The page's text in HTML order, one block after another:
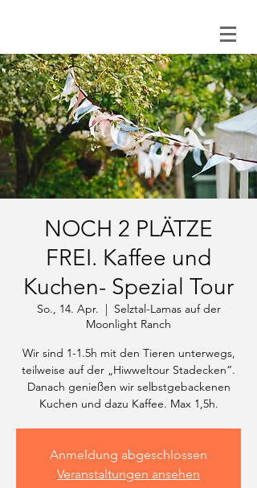
NOCH 2 PLÄTZE
FREI. Kaffee und
Kuchen- Spezial Tour
So., 14. Apr.
  |
Selztal-Lamas auf der
Moonlight Ranch
Wir sind 1-1.5h mit den Tieren unterwegs,
teilweise auf der „Hiwweltour Stadecken“.
Danach genießen wir selbstgebackenen
Kuchen und dazu Kaffee. Max 1,5h.
Anmeldung abgeschlossen
Veranstaltungen ansehen